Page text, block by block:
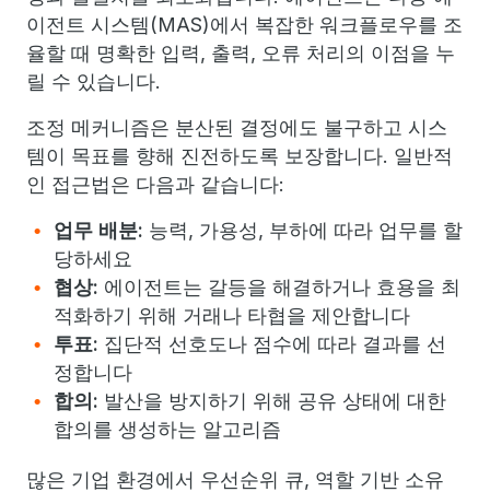
이전트 시스템(MAS)에서 복잡한 워크플로우를 조
율할 때 명확한 입력, 출력, 오류 처리의 이점을 누
릴 수 있습니다.
조정 메커니즘은 분산된 결정에도 불구하고 시스
템이 목표를 향해 진전하도록 보장합니다. 일반적
인 접근법은 다음과 같습니다:
업무 배분: 능력, 가용성, 부하에 따라 업무를 할
당하세요
협상: 에이전트는 갈등을 해결하거나 효용을 최
적화하기 위해 거래나 타협을 제안합니다
투표: 집단적 선호도나 점수에 따라 결과를 선
정합니다
합의: 발산을 방지하기 위해 공유 상태에 대한
합의를 생성하는 알고리즘
많은 기업 환경에서 우선순위 큐, 역할 기반 소유